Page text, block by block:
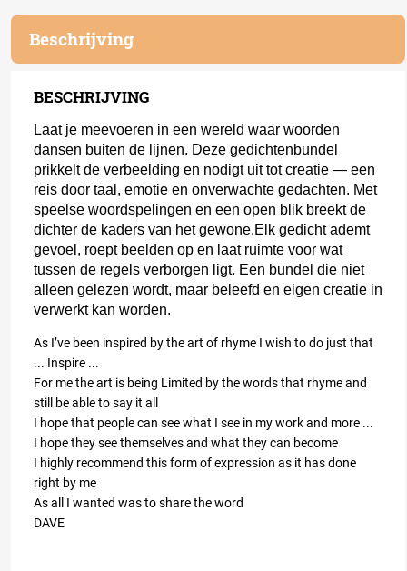
Beschrijving
BESCHRIJVING
Laat je meevoeren in een wereld waar woorden
dansen buiten de lijnen. Deze gedichtenbundel
prikkelt de verbeelding en nodigt uit tot creatie — een
reis door taal, emotie en onverwachte gedachten. Met
speelse woordspelingen en een open blik breekt de
dichter de kaders van het gewone.Elk gedicht ademt
gevoel, roept beelden op en laat ruimte voor wat
tussen de regels verborgen ligt. Een bundel die niet
alleen gelezen wordt, maar beleefd en eigen creatie in
verwerkt kan worden.
As I’ve been inspired by the art of rhyme I wish to do just that
... Inspire ...
For me the art is being Limited by the words that rhyme and
still be able to say it all
I hope that people can see what I see in my work and more ...
I hope they see themselves and what they can become
I highly recommend this form of expression as it has done
right by me
As all I wanted was to share the word
DAVE